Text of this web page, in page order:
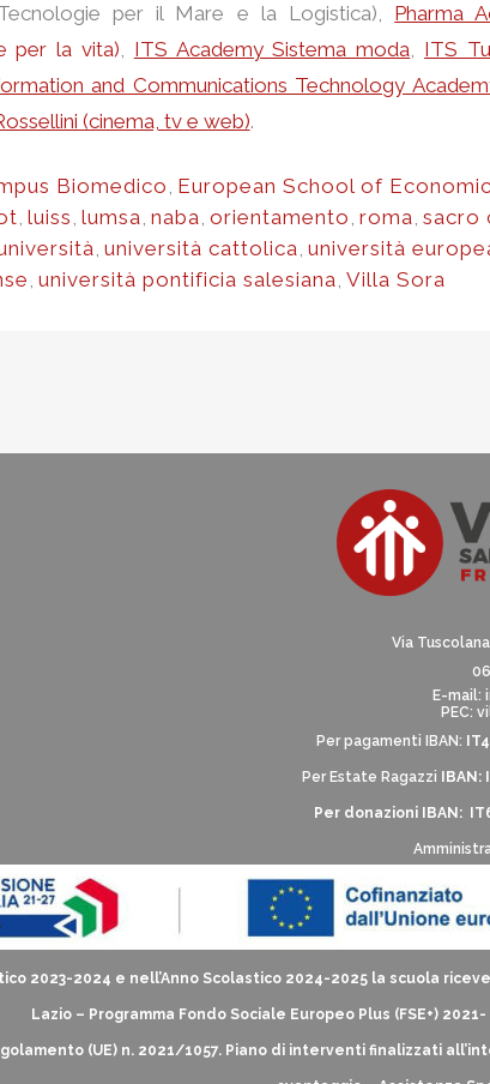
per il Mare e la Logistica), Pharma
per la vita), ITS Academy Sistema moda, ITS
and Communications Technology
(cinema, tv e web).
Biomedico , European School of
, luiss , lumsa, naba, orientamento , roma, sacro
, università cattolica, università
, università pontificia salesiana, Villa Sora
Via
E-mail:
PEC:
Per pagamenti IBAN:
Per Estate Ragazzi
Per donazioni IBAN:
2023-2024 e nell’Anno Scolastico 2024-2025 la scuola
Lazio – Programma Fondo Sociale Europeo Plus (FSE+)
(UE) n. 2021/1057. Piano di interventi finalizzati